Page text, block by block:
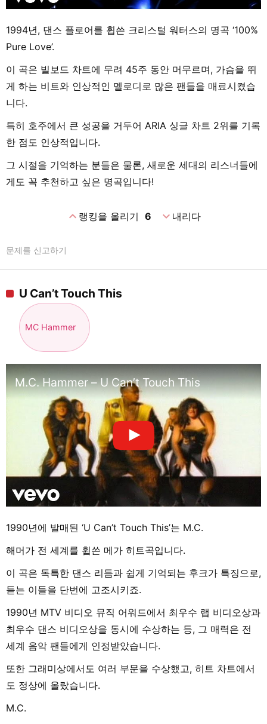
1994년, 댄스 플로어를 휩쓴 크리스털 워터스의 명곡 ‘100%
Pure Love’.
이 곡은 빌보드 차트에 무려 45주 동안 머무르며, 가슴을 뛰
게 하는 비트와 인상적인 멜로디로 많은 팬들을 매료시켰습
니다.
특히 호주에서 큰 성공을 거두어 ARIA 싱글 차트 2위를 기록
한 점도 인상적입니다.
그 시절을 기억하는 분들은 물론, 새로운 세대의 리스너들에
게도 꼭 추천하고 싶은 명곡입니다!
expand_less랭킹을 올리기 6 expand_more내리다
문제를 신고하기
U Can’t Touch This
MC Hammer
M.C. Hammer – U Can’t Touch This
1990년에 발매된 ‘U Can’t Touch This’는 M.C.
해머가 전 세계를 휩쓴 메가 히트곡입니다.
이 곡은 독특한 댄스 리듬과 쉽게 기억되는 후크가 특징으로,
듣는 이들을 단번에 고조시키죠.
1990년 MTV 비디오 뮤직 어워드에서 최우수 랩 비디오상과
최우수 댄스 비디오상을 동시에 수상하는 등, 그 매력은 전
세계 음악 팬들에게 인정받았습니다.
또한 그래미상에서도 여러 부문을 수상했고, 히트 차트에서
도 정상에 올랐습니다.
M.C.